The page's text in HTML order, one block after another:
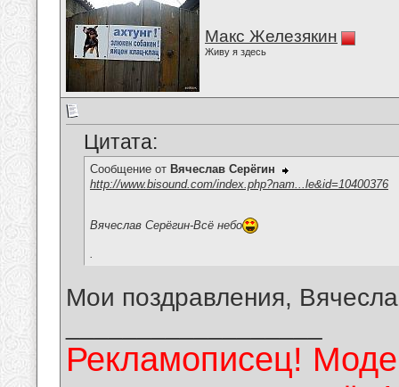
Макс Железякин
Живу я здесь
Цитата:
Сообщение от Вячеслав Серёгин
http://www.bisound.com/index.php?nam...le&id=10400376
Вячеслав Серёгин-Всё небо
Мои поздравления,
Рекламописец!